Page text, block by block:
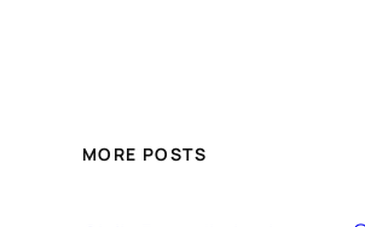
MORE POSTS